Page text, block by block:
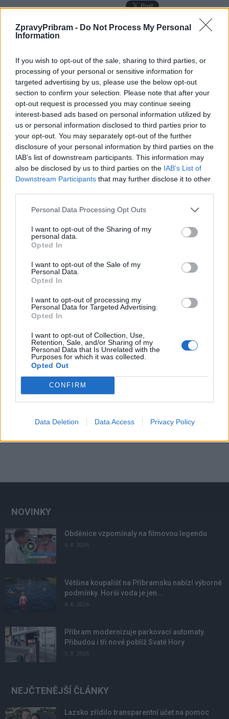
ZpravyPribram - Do Not Process My Personal
Information
If you wish to opt-out of the sale, sharing to third parties, or
processing of your personal or sensitive information for
targeted advertising by us, please use the below opt-out
section to confirm your selection. Please note that after your
opt-out request is processed you may continue seeing
interest-based ads based on personal information utilized by
us or personal information disclosed to third parties prior to
your opt-out. You may separately opt-out of the further
disclosure of your personal information by third parties on the
IAB’s list of downstream participants. This information may
also be disclosed by us to third parties on the IAB’s List of
Downstream Participants that may further disclose it to other
Personal Data Processing Opt Outs
I want to opt-out of the Sharing of my
personal data.
Opted In
I want to opt-out of the Sale of my
Personal Data.
Opted In
I want to opt-out of processing my
Personal Data for Targeted Advertising.
Opted In
I want to opt-out of Collection, Use,
Retention, Sale, and/or Sharing of my
Personal Data that Is Unrelated with the
Purposes for which it was collected.
Opted Out
CONFIRM
Data Deletion Data Access Privacy Policy
Na příbramském hřbitově
začnou práce za více než deset
milionů. Přibude kolumbárium
i nová zeď
Hornické město ožije i mimo
hlavní program. Návštěvníky
čeká středověká vesnice, pečení
chleba i virtuální fárání
SOUVISEJÍCÍ ČLÁNKY
VÍCE OD AUTORA
Kultura
Dnes se v Příbrami otevře výstava
Rovnováha života. Vernisáž nabídne
i hudební a básnický program
Dobříšsko
jedinečnou atmosféru. Klasiku propojí
s dalšími žánry i rodinným programem
Fesťáczek Presents poprvé míří do
Lesního divadla Skalka. Nabídne hudbu,
NOVINKY
Obděnice vzpomínaly na filmovou legendu
6. 8. 2026
Většina koupališť na Příbramsku nabízí výborné
podmínky. Horší voda je jen...
4. 8. 2026
Příbram modernizuje parkovací automaty.
Přibudou i tři nové poblíž Svaté Hory
3. 8. 2026
NEJČTENĚJŠÍ ČLÁNKY
Lazsko zřídilo transparentní účet na pomoc